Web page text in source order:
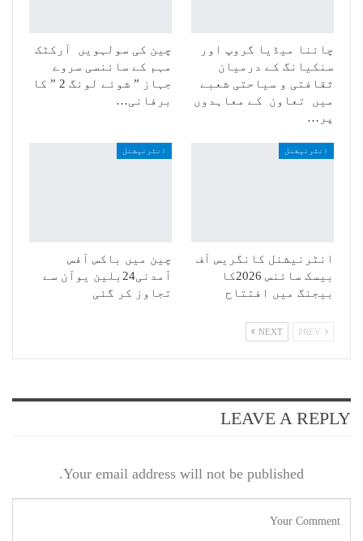
چائنا میڈیا گروپ اور
سنکیانگ کے درمیان
ثقافتی و سیاحتی شعبے
میں تعاون کے معاہدوں
پر…
چین کی سولہویں آرکٹک
مہم کے سائنسی سروے
جہاز ” شوئے لونگ 2 ” کا
برفانی…
انٹرنیشنل
انٹرنیشنل کانگریس آف
بیسک سائنس 2026کا
بیجنگ میں افتتاح
انٹرنیشنل
چین میں باکس آفس
آمدنی24بلین یوآن سے
تجاوز کر گئی
NEXT
LEAVE A REPLY
Your email address will not be published.